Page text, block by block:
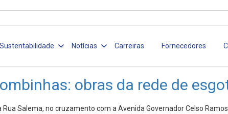
Sustentabilidade Notícias Carreiras Fornecedores
obras da rede de
Salema, no cruzamento com a Avenida Governador Celso